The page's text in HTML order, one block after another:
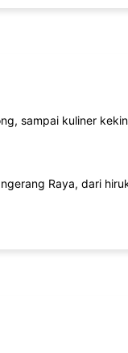
sampai kuliner
Raya, dari